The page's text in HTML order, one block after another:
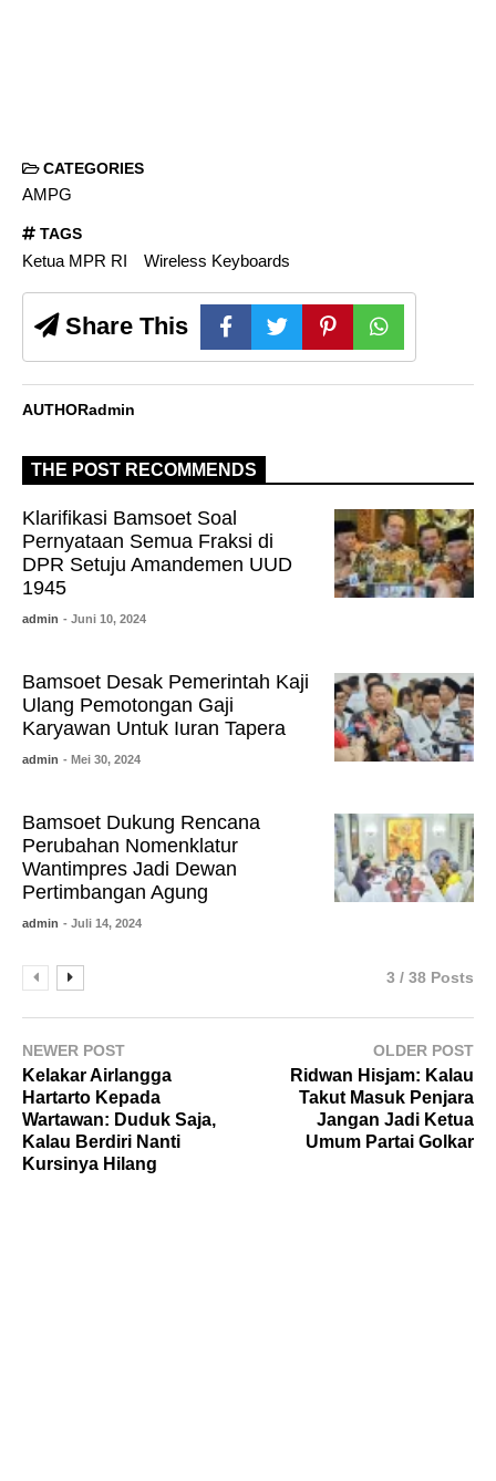
CATEGORIES
AMPG
TAGS
Ketua MPR RI Wireless Keyboards
Share This
AUTHORadmin
THE POST RECOMMENDS
Klarifikasi Bamsoet Soal
Pernyataan Semua Fraksi di
DPR Setuju Amandemen UUD
1945
admin - Juni 10, 2024
Bamsoet Desak Pemerintah Kaji
Ulang Pemotongan Gaji
Karyawan Untuk Iuran Tapera
admin - Mei 30, 2024
Bamsoet Dukung Rencana
Perubahan Nomenklatur
Wantimpres Jadi Dewan
Pertimbangan Agung
admin - Juli 14, 2024
3 / 38 Posts
NEWER POST
Kelakar Airlangga
Hartarto Kepada
Wartawan: Duduk Saja,
Kalau Berdiri Nanti
Kursinya Hilang
OLDER POST
Ridwan Hisjam: Kalau
Takut Masuk Penjara
Jangan Jadi Ketua
Umum Partai Golkar